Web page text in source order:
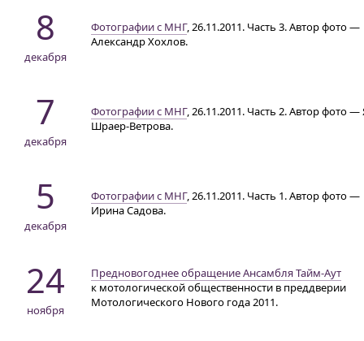
8
декабря
Фотографии с МНГ, 26.11.2011. Часть 3. Автор фото —
Александр Хохлов.
7
декабря
Фотографии с МНГ, 26.11.2011. Часть 2. Автор фото —
Шраер-Ветрова.
5
декабря
Фотографии с МНГ, 26.11.2011. Часть 1. Автор фото —
Ирина Садова.
24
ноября
Предновогоднее обращение Ансамбля Тайм-Аут
к мотологической общественности в преддверии
Мотологического Нового года 2011.